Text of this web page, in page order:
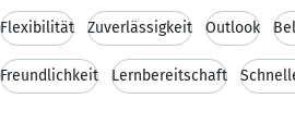
Flexibilität Zuverlässigkeit Outlook
Freundlichkeit Lernbereitschaft